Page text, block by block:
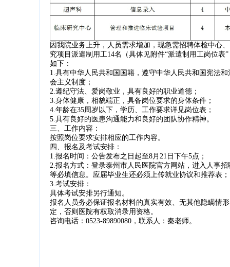
因我院业务上升，人员需求增加，现急需招聘体检中心
究项目派遣制用工14名（具体见附件“派遣制用工岗位表
如下：
1.具有中华人民共和国国籍，遵守中华人民共和国宪法
会主义制度；
2.遵纪守法、爱岗敬业，具有良好的职业道德；
3.身体健康，相貌端正，具备岗位要求的身体条件；
4.年龄在35周岁以下，学历、工作要求详见岗位表；
5.具有良好的医患沟通能力和良好的团队协作精神。
三、工作内容：
按照岗位要求安排相应的工作内容。
四、报名及考试安排：
1.报名时间：公告发布之日起至8月21日下午5点；
2.报名方式：登录泰州市人民医院官方网站，进入人事
等必填信息。应届毕业生还必须上传就业协议和推荐表；
3.考试安排：
具体考试安排另行通知。
报名人员务必保证报名材料的真实有效、无其他隐瞒情
定，否则医院有权取消录用资格。
咨询电话：0523-89890080，联系人：秦老师。